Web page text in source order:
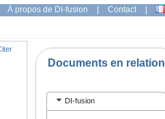
À propos de DI-fusion | Contact |
Documents en relation
DI-fusion